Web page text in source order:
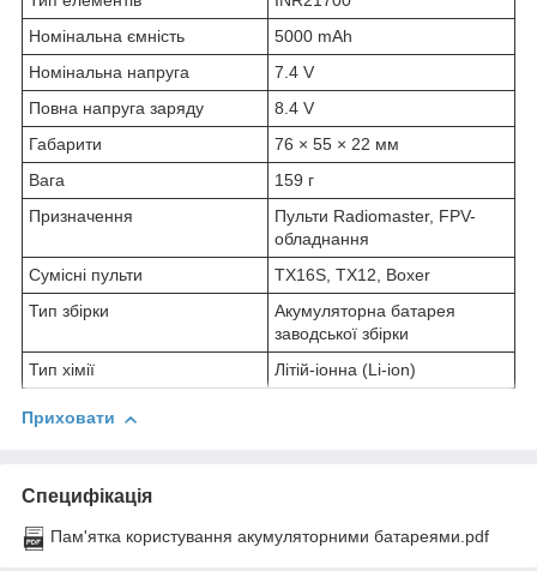
Номінальна ємність
5000 mAh
Номінальна напруга
7.4 V
Повна напруга заряду
8.4 V
Габарити
76 × 55 × 22 мм
Вага
159 г
Призначення
Пульти Radiomaster, FPV-
обладнання
Сумісні пульти
TX16S, TX12, Boxer
Тип збірки
Акумуляторна батарея
заводської збірки
Тип хімії
Літій-іонна (Li-ion)
Приховати
Специфікація
Пам'ятка користування акумуляторними батареями.pdf